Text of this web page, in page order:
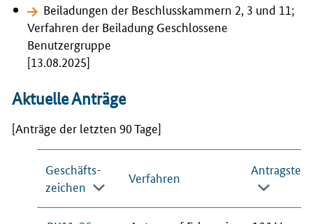
Beiladungen der Beschlusskammern 2, 3 und 11;
Verfahren der Beiladung Geschlossene
Benutzergruppe
[13.08.2025]
Aktuelle Anträge
[Anträge der letzten 90 Tage]
Geschäfts­
zei­chen
Ver­fah­ren